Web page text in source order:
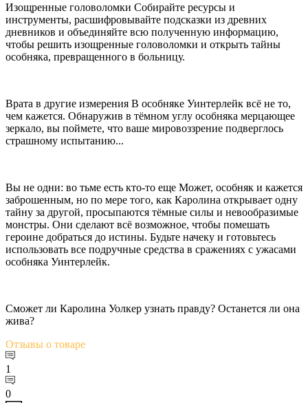
Изощренные головоломки Собирайте ресурсы и
инструменты, расшифровывайте подсказки из древних
дневников и объединяйте всю полученную информацию,
чтобы решить изощренные головоломки и открыть тайны
особняка, превращенного в больницу.
Врата в другие измерения В особняке Уинтерлейк всё не то,
чем кажется. Обнаружив в тёмном углу особняка мерцающее
зеркало, вы поймете, что ваше мировоззрение подверглось
страшному испытанию...
Вы не одни: во тьме есть кто-то еще Может, особняк и кажется
заброшенным, но по мере того, как Каролина открывает одну
тайну за другой, просыпаются тёмные силы и невообразимые
монстры. Они сделают всё возможное, чтобы помешать
героине добраться до истины. Будьте начеку и готовьтесь
использовать все подручные средства в сражениях с ужасами
особняка Уинтерлейк.
Сможет ли Каролина Уолкер узнать правду? Останется ли она
жива?
Отзывы о товаре
1
0